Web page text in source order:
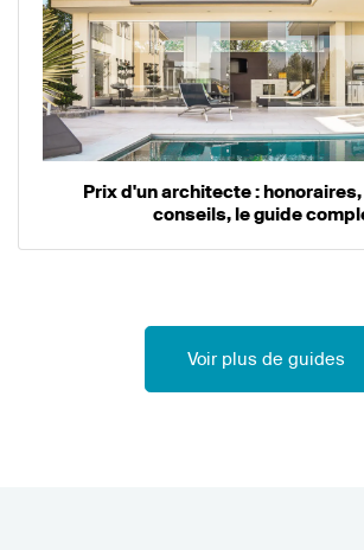
Prix d'un architecte :
conseils, le guide
Voir plus de guides